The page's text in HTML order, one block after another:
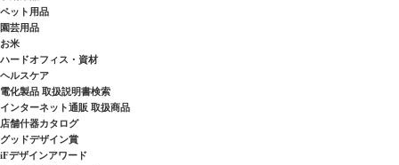
ペット用品
園芸用品
お米
ハードオフィス・資材
ヘルスケア
電化製品 取扱説明書検索
インターネット通販 取扱商品
店舗什器カタログ
グッドデザイン賞
iFデザインアワード